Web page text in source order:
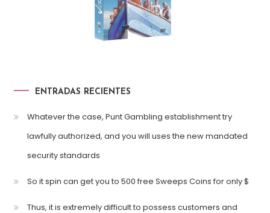
ENTRADAS RECIENTES
Whatever the case, Punt Gambling establishment try
lawfully authorized, and you will uses the new mandated
security standards
So it spin can get you to 500 free Sweeps Coins for only $
Thus, it is extremely difficult to possess customers and